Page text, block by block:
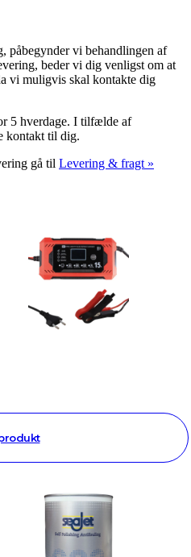
påbegynder vi behandlingen af
beder vi dig venligst om at
vi muligvis skal kontakte dig
5 hverdage. I tilfælde af
kontakt til dig.
gå til Levering & fragt »